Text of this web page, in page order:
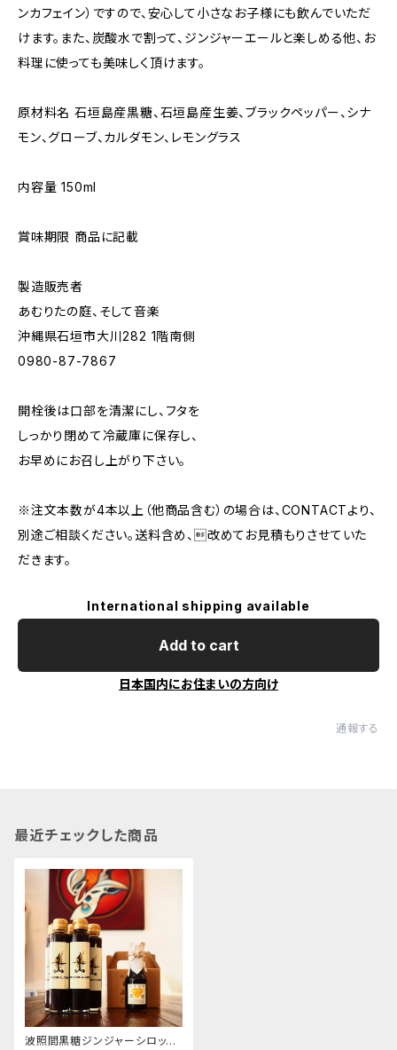
ンカフェイン）ですので、安心して小さなお子様にも飲んでいただ
けます。また、炭酸水で割って、ジンジャーエールと楽しめる他、お
料理に使っても美味しく頂けます。
原材料名 石垣島産黒糖、石垣島産生姜、ブラックペッパー、シナ
モン、グローブ、カルダモン、レモングラス
内容量 150ml
賞味期限 商品に記載
製造販売者
あむりたの庭、そして音楽
沖縄県石垣市大川282 1階南側
0980-87-7867
開栓後は口部を清潔にし、フタを
しっかり閉めて冷蔵庫に保存し、
お早めにお召し上がり下さい。
※注文本数が4本以上（他商品含む）の場合は、CONTACTより、
別途ご相談ください。送料含め、改めてお見積もりさせていた
だきます。
International shipping available
Add to cart
日本国内にお住まいの方向け
通報する
最近チェックした商品
波照間黒糖ジンジャーシロップ（